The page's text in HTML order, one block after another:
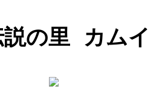
の里 カムイ